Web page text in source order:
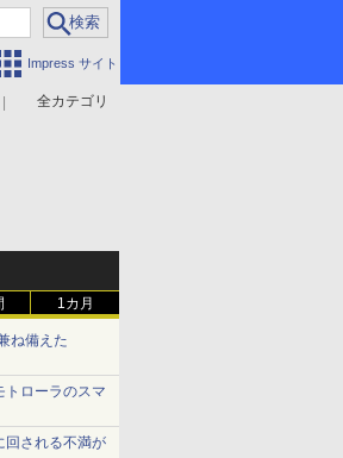
Impress サイト
全カテゴリ
1カ月
ね備えた
トローラのスマ
回される不満が